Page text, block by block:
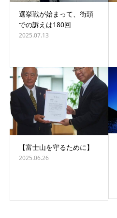
選挙戦が始まって、街頭
での訴えは180回
2025.07.13
【富士山を守るために】
2025.06.26